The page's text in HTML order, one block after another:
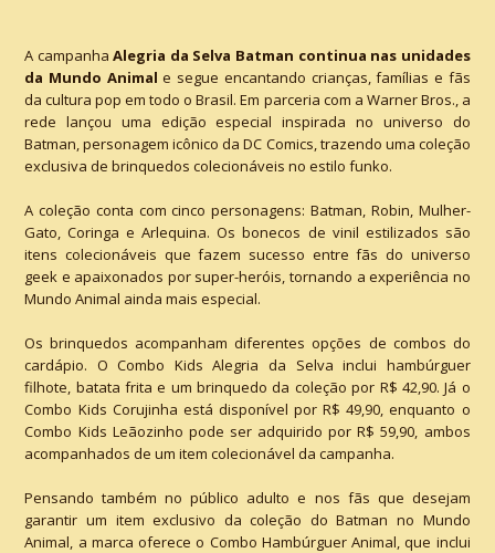
A campanhaAlegria da Selva Batman continua nas unidades
da Mundo Animal e segue encantando crianças, famílias e fãs
da cultura pop em todo o Brasil. Em parceria com a Warner Bros., a
rede lançou uma edição especial inspirada no universo do
Batman, personagem icônico da DC Comics, trazendo uma coleção
exclusiva de brinquedos colecionáveis no estilo funko.
A coleção conta com cinco personagens: Batman, Robin, Mulher-
Gato, Coringa e Arlequina. Os bonecos de vinil estilizados são
itens colecionáveis que fazem sucesso entre fãs do universo
geek e apaixonados por super-heróis, tornando a experiência no
Mundo Animal ainda mais especial.
Os brinquedos acompanham diferentes opções de combos do
cardápio. O Combo Kids Alegria da Selva inclui hambúrguer
filhote, batata frita e um brinquedo da coleção por R$ 42,90. Já o
Combo Kids Corujinha está disponível por R$ 49,90, enquanto o
Combo Kids Leãozinho pode ser adquirido por R$ 59,90, ambos
acompanhados de um item colecionável da campanha.
Pensando também no público adulto e nos fãs que desejam
garantir um item exclusivo da coleção do Batman no Mundo
Animal, a marca oferece o Combo Hambúrguer Animal, que inclui